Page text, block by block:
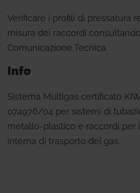
Verificare i profili di pressatura
misura dei raccordi
Comunicazione Tecnica.
Info
Sistema Multigas certificato
074976/04 per sistemi di
metallo-plastico e raccordi per
interna di trasporto del gas.